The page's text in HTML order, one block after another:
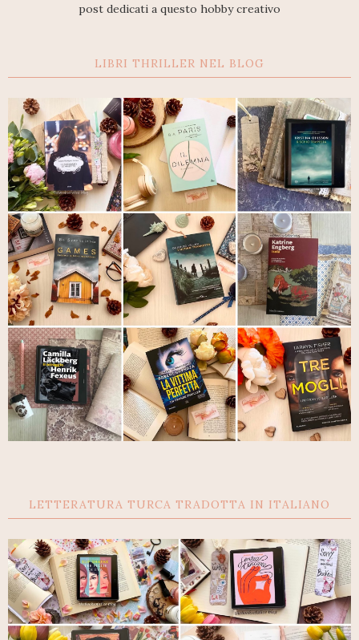
post dedicati a questo hobby creativo
LIBRI THRILLER NEL BLOG
LETTERATURA TURCA TRADOTTA IN ITALIANO